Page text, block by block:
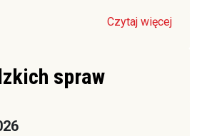
Czytaj więcej
spraw